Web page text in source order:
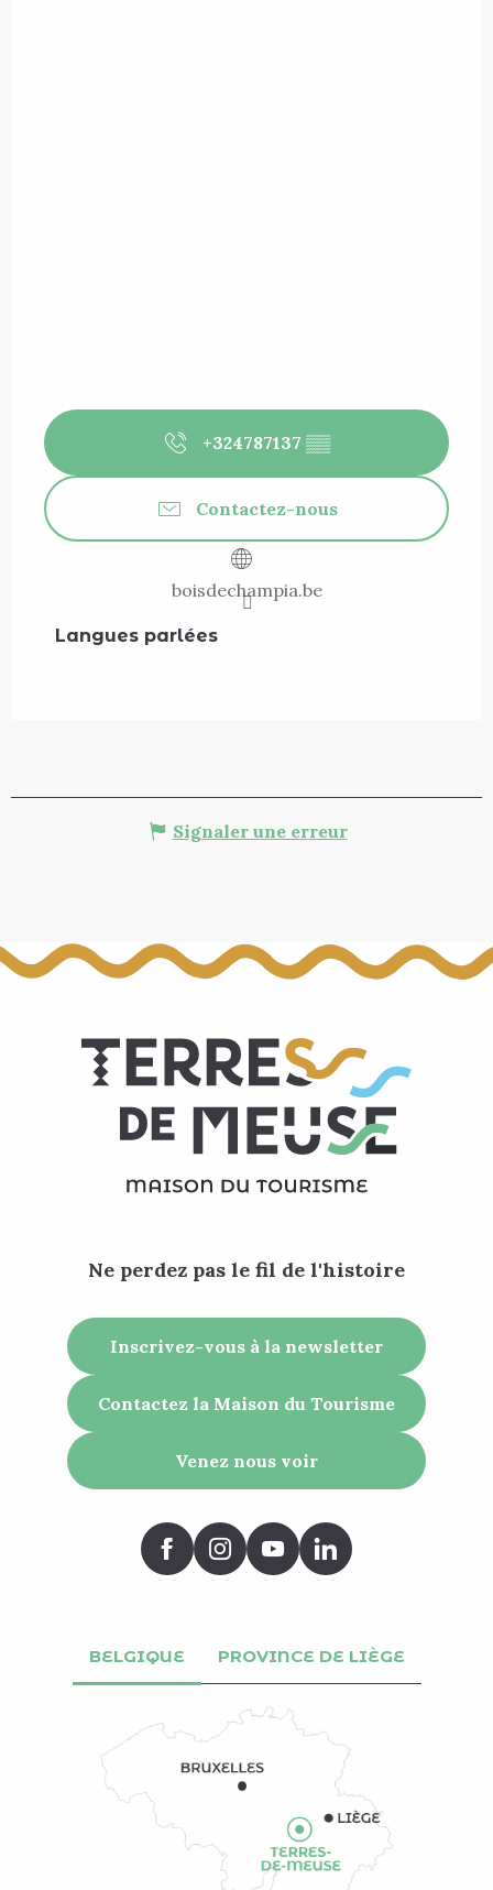
+324787137 ▒▒
Contactez-nous
boisdechampia.be
Langues parlées
Langues parlées
Signaler une erreur
Ne perdez pas le fil de l'histoire
Inscrivez-vous à la newsletter
Contactez la Maison du Tourisme
Venez nous voir
BELGIQUE PROVINCE DE LIÈGE